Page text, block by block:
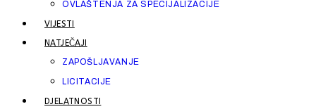
OVLAŠTENJA ZA SPECIJALIZACIJE
VIJESTI
NATJEČAJI
ZAPOŠLJAVANJE
LICITACIJE
DJELATNOSTI